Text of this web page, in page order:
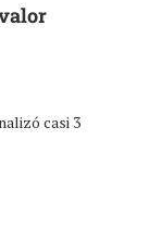
casi 3